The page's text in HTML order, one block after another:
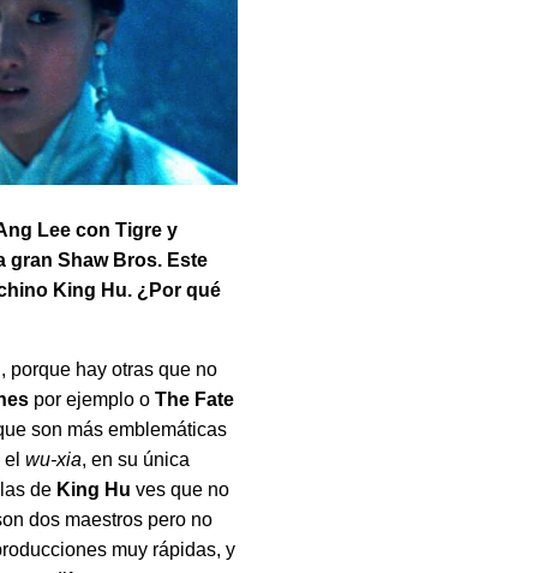
Lee con Tigre y
gran Shaw Bros. Este
King Hu. ¿Por qué
, porque hay otras que no
por ejemplo oThe Fate
son más emblemáticas
elwu-xia, en su única
de King Hu ves que no
dos maestros pero no
muy rápidas, y